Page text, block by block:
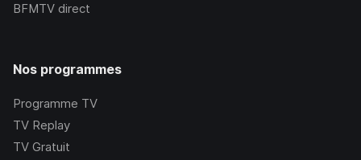
BFMTV direct
Nos programmes
Programme TV
TV Replay
TV Gratuit